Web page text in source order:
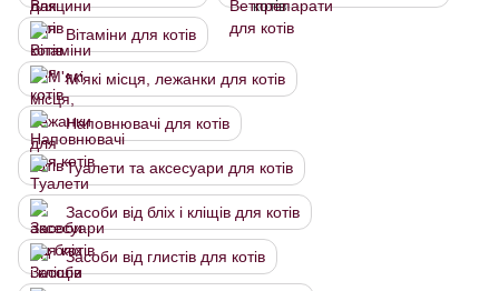
Вітаміни для котів
М'які місця, лежанки для котів
Наповнювачі для котів
Туалети та аксесуари для котів
Засоби від бліх і кліщів для котів
Засоби від глистів для котів